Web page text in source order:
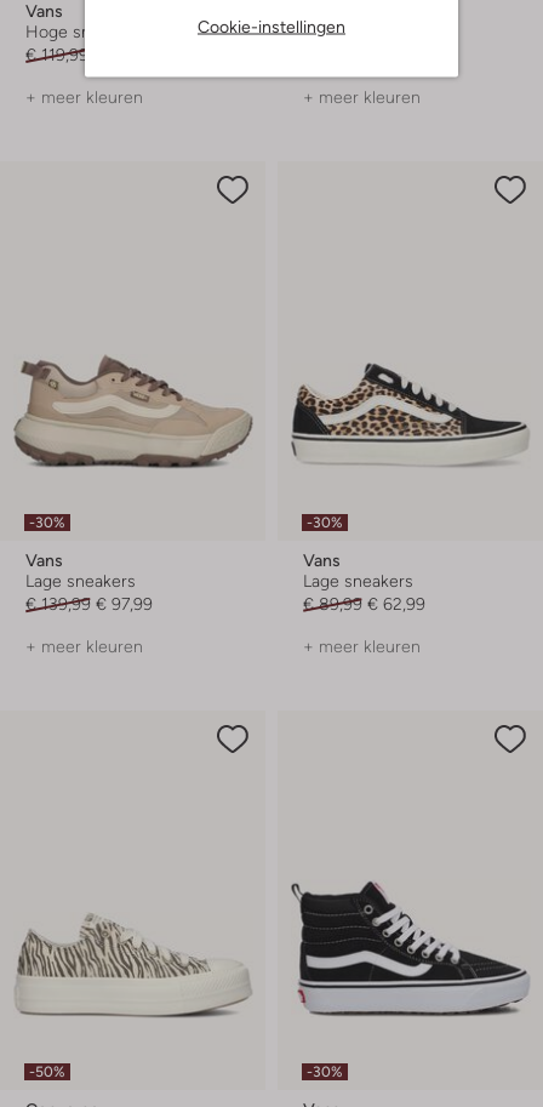
Cookie-instellingen
Vans
Hoge sneakers
€ 119,99
+ meer kleuren
Lage sneakers
+ meer kleuren
-30%
Vans
Lage sneakers
€ 139,99 € 97,99
+ meer kleuren
-30%
Vans
Lage sneakers
€ 89,99 € 62,99
+ meer kleuren
-50% -30%